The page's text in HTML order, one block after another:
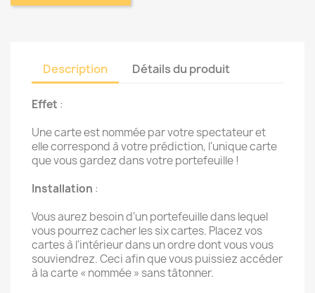
Description Détails du produit
Effet :
Une carte est nommée par votre spectateur et
elle correspond à votre prédiction, l'unique carte
que vous gardez dans votre portefeuille !
Installation :
Vous aurez besoin d'un portefeuille dans lequel
vous pourrez cacher les six cartes. Placez vos
cartes à l'intérieur dans un ordre dont vous vous
souviendrez. Ceci afin que vous puissiez accéder
à la carte « nommée » sans tâtonner.